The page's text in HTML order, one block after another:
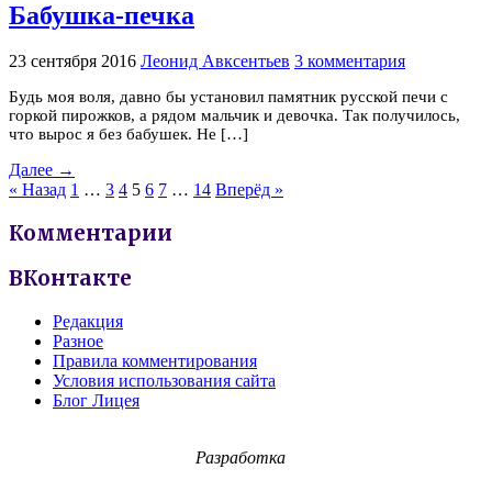
Бабушка-печка
23 сентября 2016 Леонид Авксентьев 3 комментария
Будь моя воля, давно бы установил памятник русской печи с
горкой пирожков, а рядом мальчик и девочка. Так получилось,
что вырос я без бабушек. Не […]
Далее →
« Назад 1 … 3 4 5 6 7 … 14 Вперёд »
Комментарии
ВКонтакте
Редакция
Разное
Правила комментирования
Условия использования сайта
Блог Лицея
Разработка